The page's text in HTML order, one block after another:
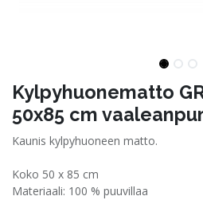
Kylpyhuonematto
50x85 cm
Kaunis kylpyhuoneen matto.
Koko 50 x 85 cm
Materiaali: 100 % puuvillaa